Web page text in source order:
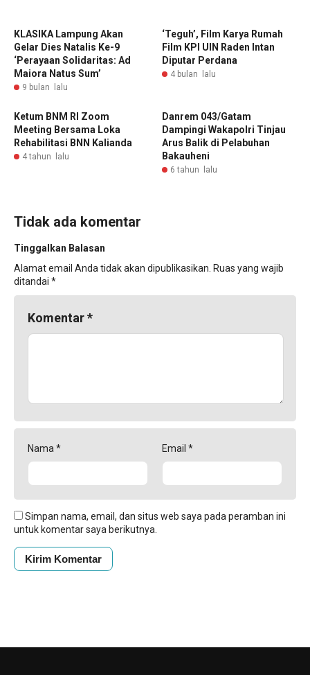
‎KLASIKA Lampung Akan
Gelar Dies Natalis Ke-9
‘Perayaan Solidaritas: Ad
Maiora Natus Sum’
9 bulan lalu
‘Teguh’, Film Karya Rumah
Film KPI UIN Raden Intan
Diputar Perdana
4 bulan lalu
Ketum BNM RI Zoom
Meeting Bersama Loka
Rehabilitasi BNN Kalianda
4 tahun lalu
Danrem 043/Gatam
Dampingi Wakapolri Tinjau
Arus Balik di Pelabuhan
Bakauheni
6 tahun lalu
Tidak ada komentar
Tinggalkan Balasan
Alamat email Anda tidak akan dipublikasikan. Ruas yang wajib
ditandai *
Komentar*
Nama * Email *
Simpan nama, email, dan situs web saya pada peramban ini
untuk komentar saya berikutnya.